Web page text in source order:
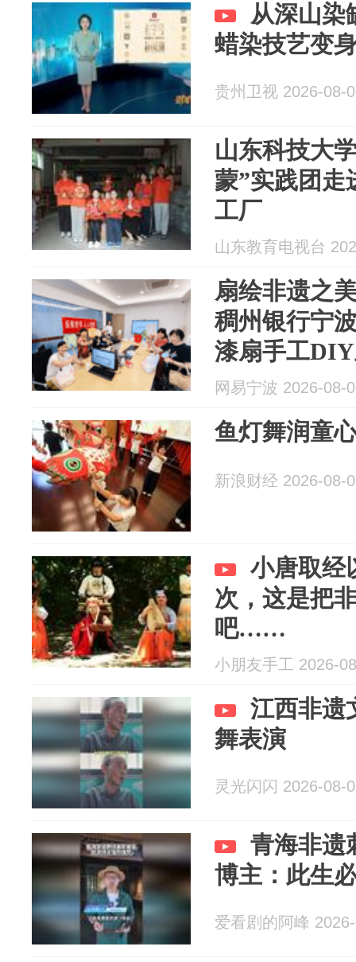
从深山染
蜡染技艺变
贵州卫视 2026-08-
山东科技大
蒙”实践团走
工厂
山东教育电视台
扇绘非遗之
稠州银行宁
漆扇手工
网易宁波 2026-08-
鱼灯舞润童
新浪财经 2026-08-
小唐取经
次，这是把
吧……
小朋友手工 2026-
江西非遗
舞表演
灵光闪闪 2026-08-
青海非遗
博主：此生
爱看剧的阿峰